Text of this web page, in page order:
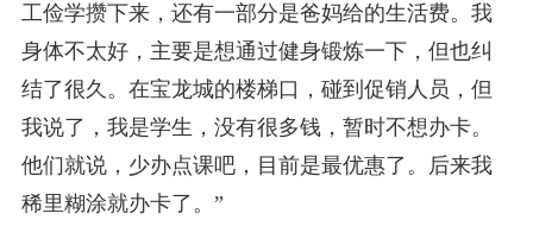
工俭学攒下来，还有一部分是爸妈给的生活费。我
身体不太好，主要是想通过健身锻炼一下，但也纠
结了很久。在宝龙城的楼梯口，碰到促销人员，但
我说了，我是学生，没有很多钱，暂时不想办卡。
他们就说，少办点课吧，目前是最优惠了。后来我
稀里糊涂就办卡了。”